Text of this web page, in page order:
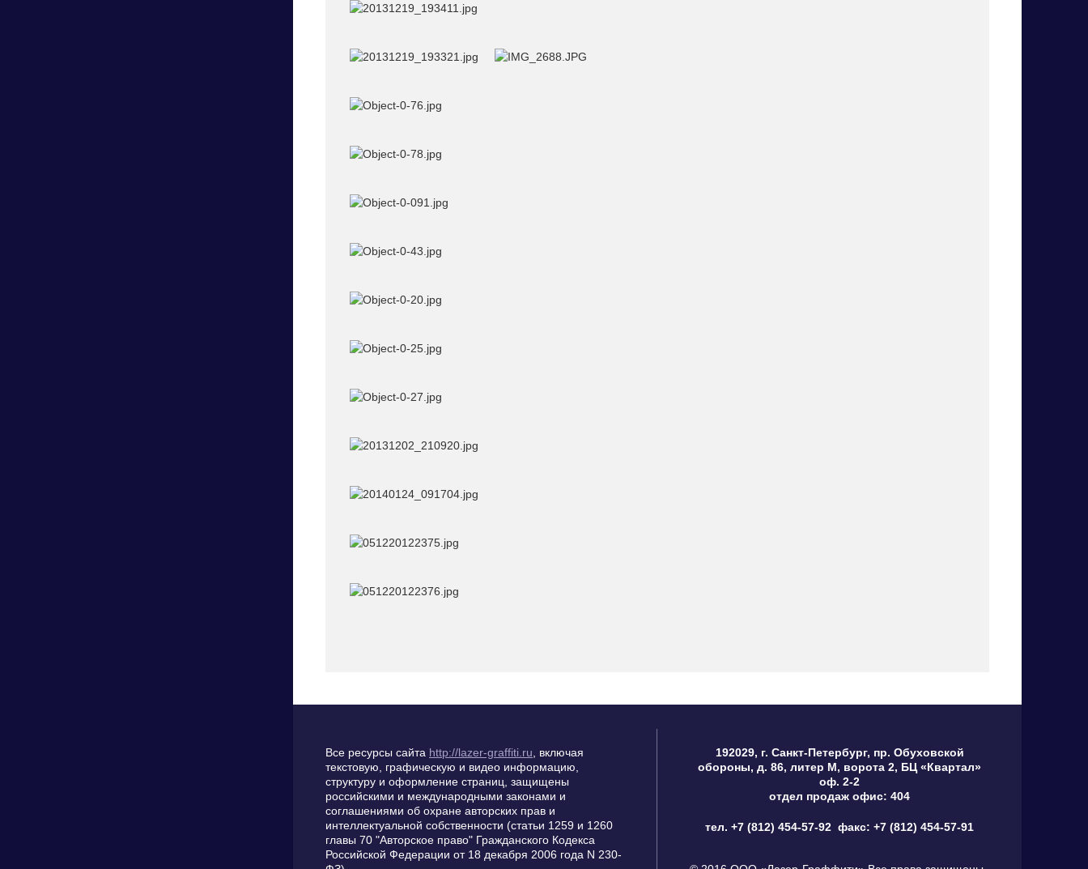
Все ресурсы сайта http://lazer-graffiti.ru , включая
текстовую, графическую и видео информацию,
структуру и оформление страниц, защищены
российскими и международными законами и
соглашениями об охране авторских прав и
интеллектуальной собственности (статьи 1259 и 1260
главы 70 "Авторское право" Гражданского Кодекса
Российской Федерации от 18 декабря 2006 года N 230-
192029, г. Санкт-Петербург, пр. Обуховской
обороны, д. 86, литер М, ворота 2, БЦ «Квартал»
оф. 2-2
отдел продаж офис: 404
тел. +7 (812) 454-57-92 факс: +7 (812) 454-57-91